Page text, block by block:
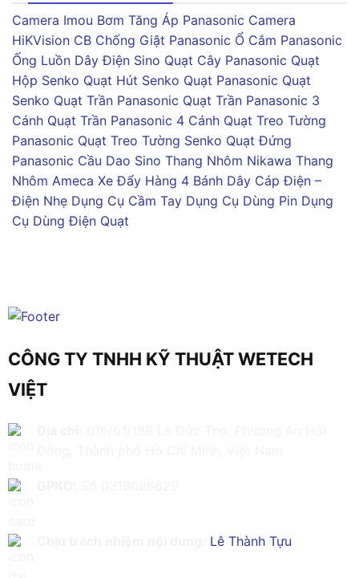
Camera Imou Bơm Tăng Áp Panasonic Camera
HiKVision CB Chống Giật Panasonic Ổ Cắm Panasonic
Ống Luồn Dây Điện Sino Quạt Cây Panasonic Quạt
Hộp Senko Quạt Hút Senko Quạt Panasonic Quạt
Senko Quạt Trần Panasonic Quạt Trần Panasonic 3
Cánh Quạt Trần Panasonic 4 Cánh Quạt Treo Tường
Panasonic Quạt Treo Tường Senko Quạt Đứng
Panasonic Cầu Dao Sino Thang Nhôm Nikawa Thang
Nhôm Ameca Xe Đẩy Hàng 4 Bánh Dây Cáp Điện –
Điện Nhẹ Dụng Cụ Cầm Tay Dụng Cụ Dùng Pin Dụng
Cụ Dùng Điện Quạt
CÔNG TY TNHH KỸ THUẬT WETECH
VIỆT
Lê Thành Tựu